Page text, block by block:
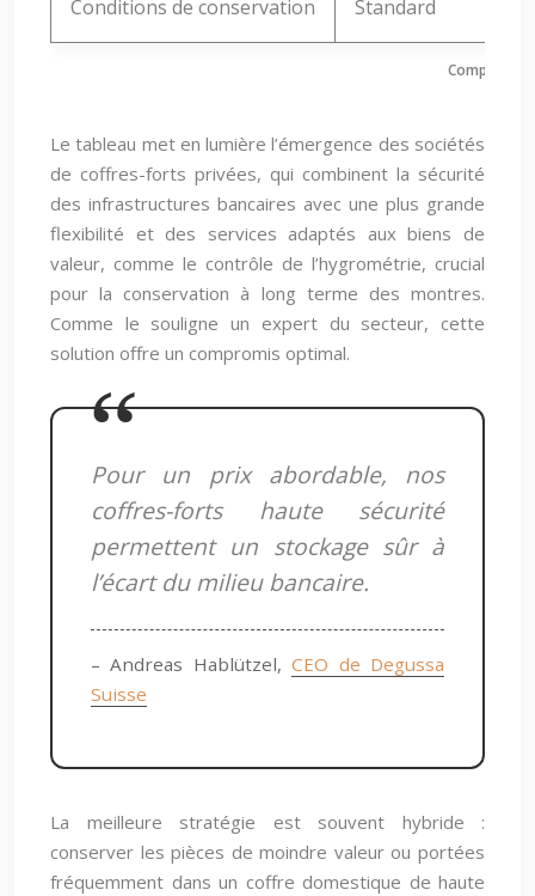
Conditions de conservation Standard
Le tableau met en lumière l’émergence des sociétés
de coffres-forts privées, qui combinent la sécurité
des infrastructures bancaires avec une plus grande
flexibilité et des services adaptés aux biens de
valeur, comme le contrôle de l’hygrométrie, crucial
pour la conservation à long terme des montres.
Comme le souligne un expert du secteur, cette
solution offre un compromis optimal.
Pour un prix abordable, nos
coffres-forts haute sécurité
permettent un stockage sûr à
l’écart du milieu bancaire.
– Andreas Hablützel,CEO de Degussa
Suisse
La meilleure stratégie est souvent hybride :
conserver les pièces de moindre valeur ou portées
fréquemment dans un coffre domestique de haute